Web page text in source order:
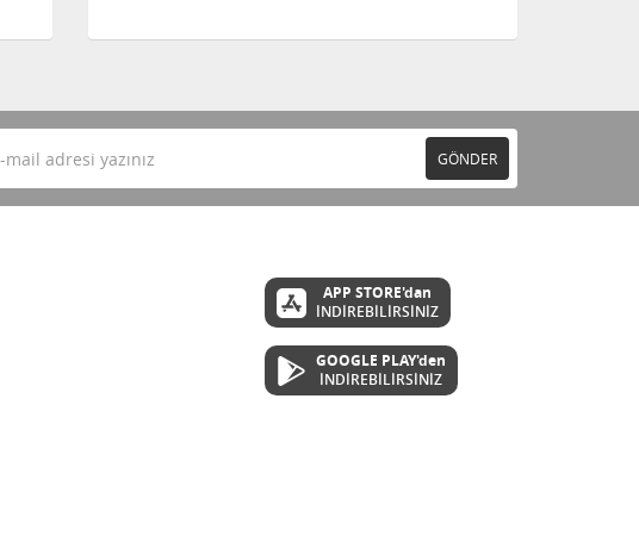
GÖNDER
APP STORE'dan
İNDİREBİLİRSİNİZ
GOOGLE PLAY'den
İNDİREBİLİRSİNİZ